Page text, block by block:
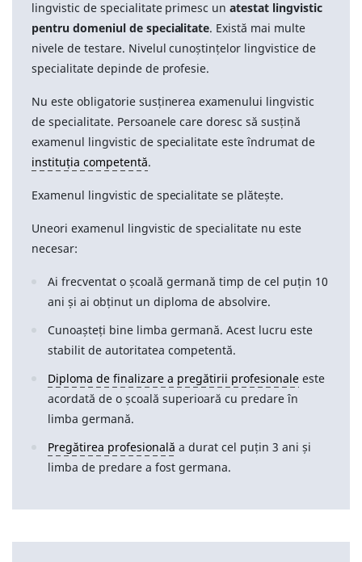
lingvistic de specialitate primesc unatestat lingvistic
pentru domeniul de specialitate. Există mai multe
nivele de testare. Nivelul cunoștințelor lingvistice de
specialitate depinde de profesie.
Nu este obligatorie susținerea examenului lingvistic
de specialitate. Persoanele care doresc să susțină
examenul lingvistic de specialitate este îndrumat de
instituția competentă.
Examenul lingvistic de specialitate se plătește.
Uneori examenul lingvistic de specialitate nu este
necesar:
Ai frecventat o școală germană timp de cel puțin 10
ani și ai obținut un diploma de absolvire.
Cunoașteți bine limba germană. Acest lucru este
stabilit de autoritatea competentă.
Diploma de finalizare a pregătirii profesionale este
acordată de o școală superioară cu predare în
limba germană.
Pregătirea profesională a durat cel puțin 3 ani și
limba de predare a fost germana.